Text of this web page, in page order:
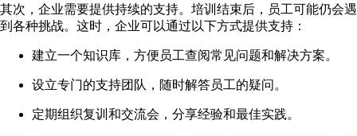
其次，企业需要提供持续的支持。培训结束后，员工可能仍会遇
到各种挑战。这时，企业可以通过以下方式提供支持：
建立一个知识库，方便员工查阅常见问题和解决方案。
设立专门的支持团队，随时解答员工的疑问。
定期组织复训和交流会，分享经验和最佳实践。